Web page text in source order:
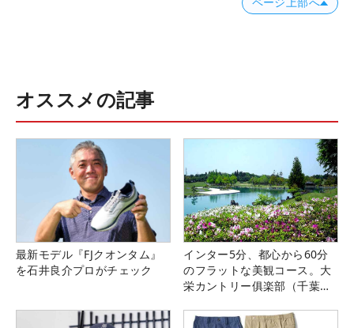
ページ上部へ
オススメの記事
最新モデル『FJクオンタム』
を石井良介プロがチェック
インター5分、都心から60分
のフラットな美観コース。大
栄カントリー俱楽部（千葉